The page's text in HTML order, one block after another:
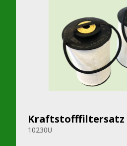
Kraftstofffiltersatz
10230U